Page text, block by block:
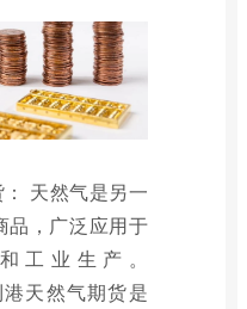
天然气是另一
品，广泛应用于
工业生产。
天然气期货是